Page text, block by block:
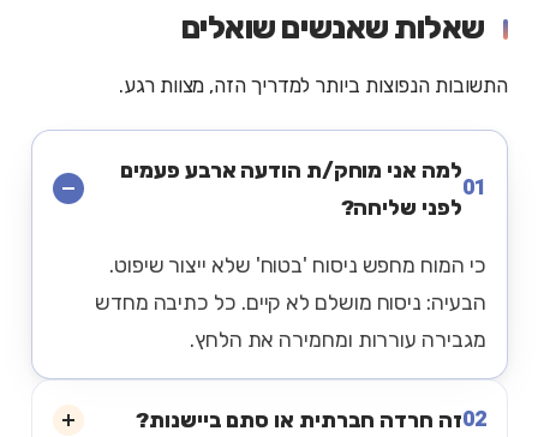
שאלות שאנשים שואלים
התשובות הנפוצות ביותר למדריך הזה, מצוות רגע.
01
למה אני מוחק/ת הודעה ארבע פעמים
לפני שליחה?
כי המוח מחפש ניסוח 'בטוח' שלא ייצור שיפוט.
הבעיה: ניסוח מושלם לא קיים. כל כתיבה מחדש
מגבירה עוררות ומחמירה את הלחץ.
02זה חרדה חברתית או סתם ביישנות?